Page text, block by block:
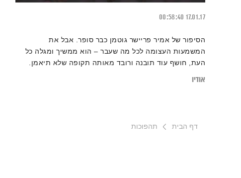
17.01.17
00:58:40
הסיפור של אמיר פריישר גוטמן כבר סופר. אבל את
המשמעות העצומה לכל מה שעבר – הוא ממשיך ומגלה כל
העת, חושף עוד תובנה ורובד מאותה תקופה שלא תיאמן.
אודיו
דף הבית תהפוכות